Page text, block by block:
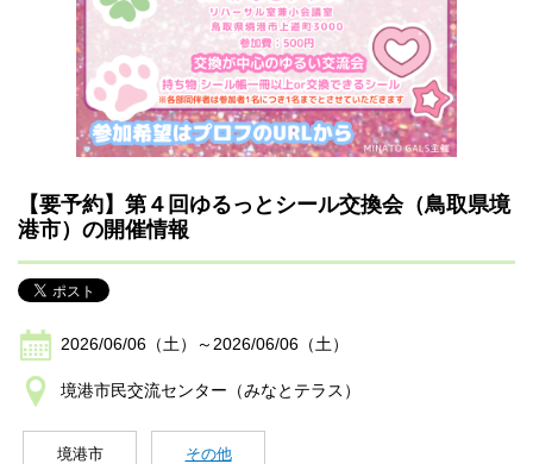
【要予約】第４回ゆるっとシール交換会（鳥取県境
港市）の開催情報
2026/06/06（土）～2026/06/06（土）
境港市民交流センター（みなとテラス）
境港市 その他